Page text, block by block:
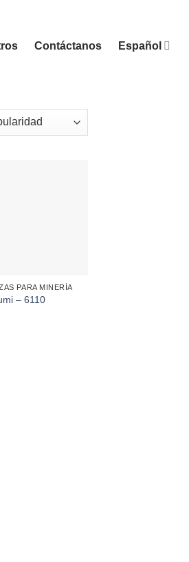
Contáctanos Español
PARA MINERÍA
– 6110